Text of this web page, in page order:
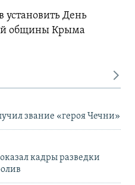
установить День
общины Крыма
звание «героя Чечни»
кадры разведки